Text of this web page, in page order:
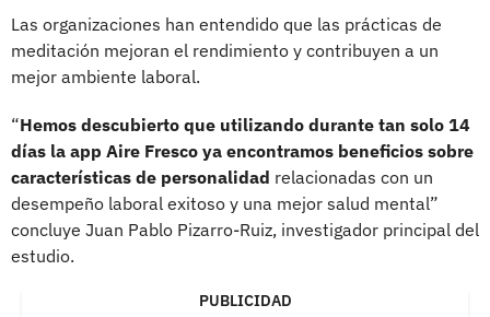
Las organizaciones han entendido que las prácticas de
meditación mejoran el rendimiento y contribuyen a un
mejor ambiente laboral.
“Hemos descubierto que utilizando durante tan solo 14
días la app Aire Fresco ya encontramos beneficios sobre
características de personalidad relacionadas con un
desempeño laboral exitoso y una mejor salud mental”
concluye Juan Pablo Pizarro-Ruiz, investigador principal del
estudio.
PUBLICIDAD